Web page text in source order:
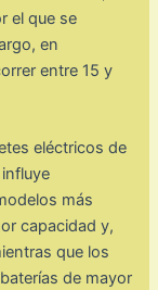
el que se
en
entre 15 y
eléctricos de
más
capacidad y,
que los
de mayor